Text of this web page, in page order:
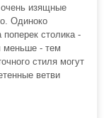
изящные
Одиноко
столика -
меньше - тем
стиля могут
ветви